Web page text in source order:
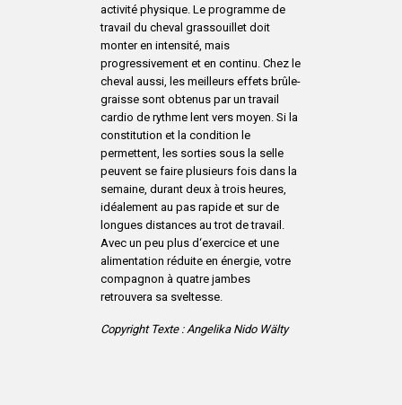
activité physique. Le programme de
travail du cheval grassouillet doit
monter en intensité, mais
progressivement et en continu. Chez le
cheval aussi, les meilleurs effets brûle-
graisse sont obtenus par un travail
cardio de rythme lent vers moyen. Si la
constitution et la condition le
permettent, les sorties sous la selle
peuvent se faire plusieurs fois dans la
semaine, durant deux à trois heures,
idéalement au pas rapide et sur de
longues distances au trot de travail.
Avec un peu plus d‘exercice et une
alimentation réduite en énergie, votre
compagnon à quatre jambes
retrouvera sa sveltesse.
Copyright Texte : Angelika Nido Wälty